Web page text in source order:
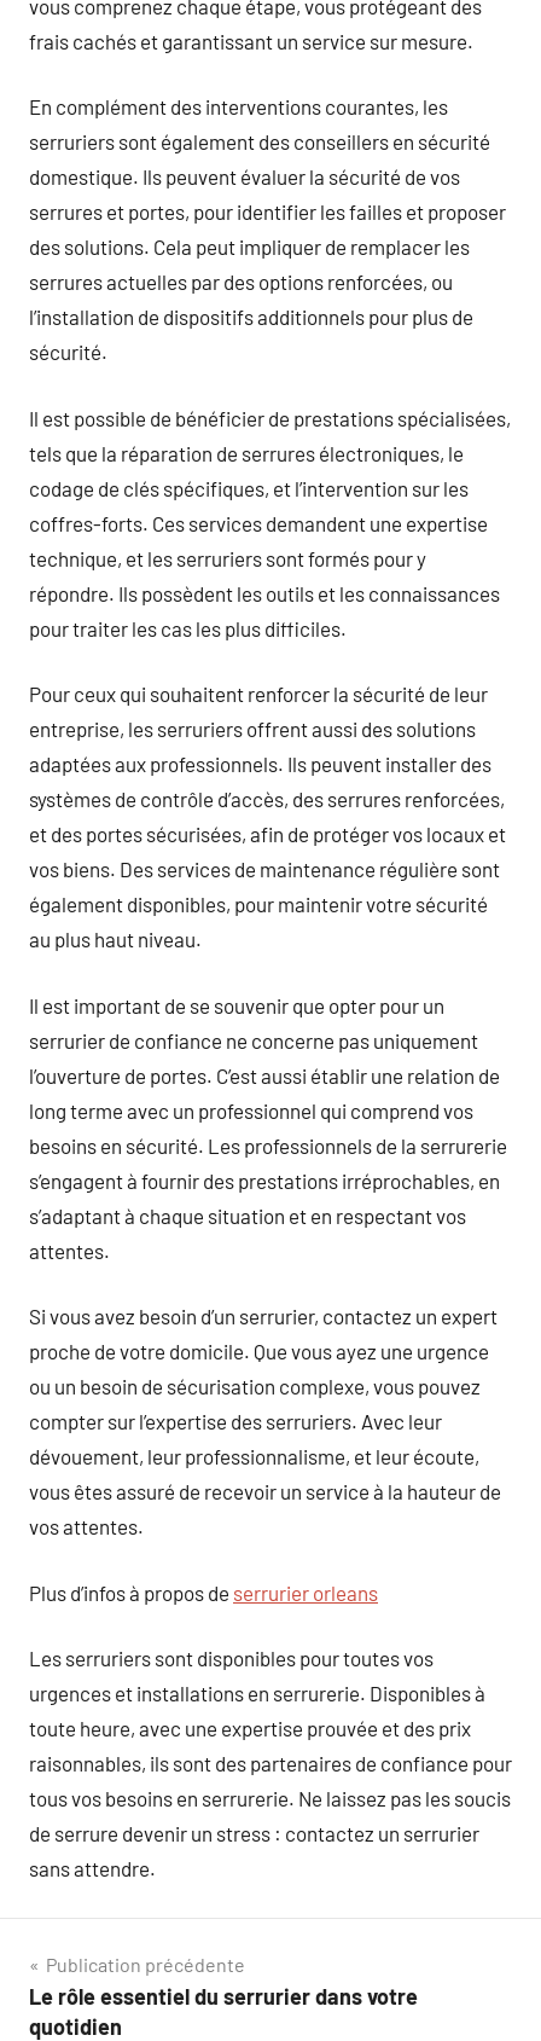
vous comprenez chaque étape, vous protégeant des
frais cachés et garantissant un service sur mesure.
En complément des interventions courantes, les
serruriers sont également des conseillers en sécurité
domestique. Ils peuvent évaluer la sécurité de vos
serrures et portes, pour identifier les failles et proposer
des solutions. Cela peut impliquer de remplacer les
serrures actuelles par des options renforcées, ou
l’installation de dispositifs additionnels pour plus de
sécurité.
Il est possible de bénéficier de prestations spécialisées,
tels que la réparation de serrures électroniques, le
codage de clés spécifiques, et l’intervention sur les
coffres-forts. Ces services demandent une expertise
technique, et les serruriers sont formés pour y
répondre. Ils possèdent les outils et les connaissances
pour traiter les cas les plus difficiles.
Pour ceux qui souhaitent renforcer la sécurité de leur
entreprise, les serruriers offrent aussi des solutions
adaptées aux professionnels. Ils peuvent installer des
systèmes de contrôle d’accès, des serrures renforcées,
et des portes sécurisées, afin de protéger vos locaux et
vos biens. Des services de maintenance régulière sont
également disponibles, pour maintenir votre sécurité
au plus haut niveau.
Il est important de se souvenir que opter pour un
serrurier de confiance ne concerne pas uniquement
l’ouverture de portes. C’est aussi établir une relation de
long terme avec un professionnel qui comprend vos
besoins en sécurité. Les professionnels de la serrurerie
s’engagent à fournir des prestations irréprochables, en
s’adaptant à chaque situation et en respectant vos
attentes.
Si vous avez besoin d’un serrurier, contactez un expert
proche de votre domicile. Que vous ayez une urgence
ou un besoin de sécurisation complexe, vous pouvez
compter sur l’expertise des serruriers. Avec leur
dévouement, leur professionnalisme, et leur écoute,
vous êtes assuré de recevoir un service à la hauteur de
vos attentes.
Plus d’infos à propos de serrurier orleans
Les serruriers sont disponibles pour toutes vos
urgences et installations en serrurerie. Disponibles à
toute heure, avec une expertise prouvée et des prix
raisonnables, ils sont des partenaires de confiance pour
tous vos besoins en serrurerie. Ne laissez pas les soucis
de serrure devenir un stress : contactez un serrurier
sans attendre.
Navigation
de
Publication précédente
Le rôle essentiel du serrurier dans votre
quotidien